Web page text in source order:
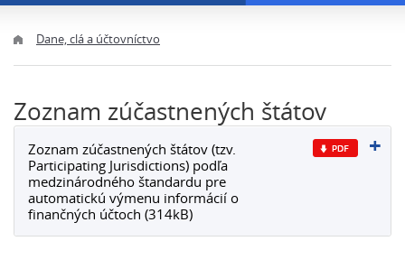
Dane, clá a účtovníctvo
Zoznam zúčastnených štátov
Zoznam zúčastnených štátov (tzv.
Participating Jurisdictions) podľa
medzinárodného štandardu pre
automatickú výmenu informácií o
finančných účtoch (314kB)